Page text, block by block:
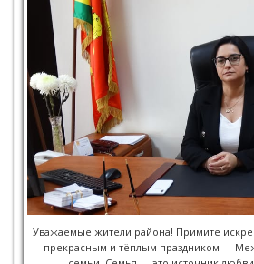
Уважаемые жители района! Примите
прекрасным и тёплым праздником —